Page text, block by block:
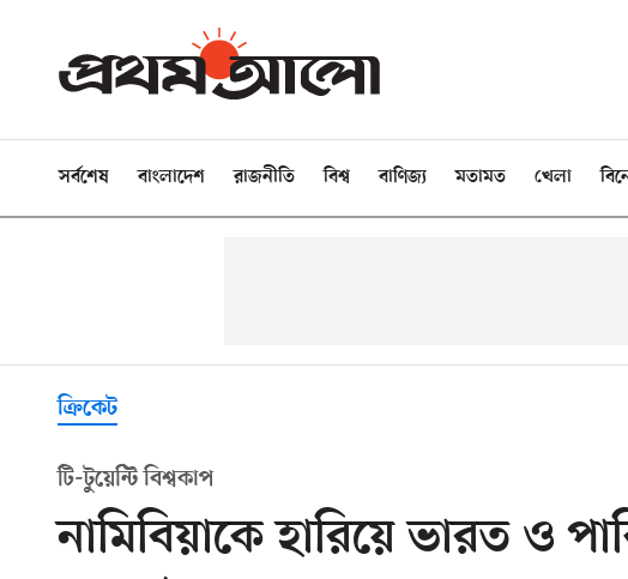
সর্বশেষ বাংলাদেশ রাজনীতি বিশ্ব বাণিজ্য মতামত খেলা
ক্রিকেট
টি-টুয়েন্টি বিশ্বকাপ
নামিবিয়াকে হারিয়ে ভারত ও